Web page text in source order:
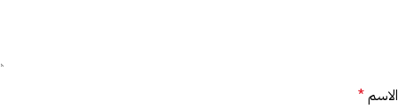
الاسم*